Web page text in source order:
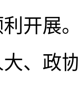
开展
、政